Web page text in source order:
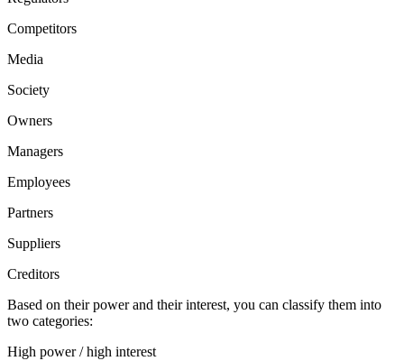
Competitors
Media
Society
Owners
Managers
Employees
Partners
Suppliers
Creditors
Based on their power and their interest, you can classify them into
two categories:
High power / high interest